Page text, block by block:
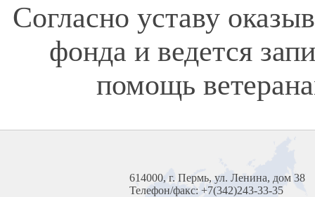
Согласно уставу
фонда и ведется
помощь
614000, г. Пермь, ул. Ленина, дом 38
Телефон/факс: +7(342)243-33-35